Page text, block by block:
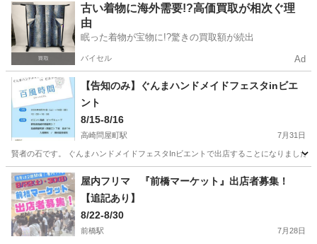
群馬 前橋市 大胡駅 フリーマーケット 道の駅
古い着物に海外需要!?高価買取が相次ぐ理
由
眠った着物が宝物に!?驚きの買取額が続出
バイセル Ad
【告知のみ】ぐんまハンドメイドフェスタinビエ
ント
8/15-8/16
高崎問屋町駅 7月31日
賢者の石です。 ぐんまハンドメイドフェスタInビエントで出店することになりました
群馬 高崎市 高崎問屋町駅 フリーマーケット
屋内フリマ 『前橋マーケット』出店者募集！
【追記あり】
8/22-8/30
前橋駅 7月28日